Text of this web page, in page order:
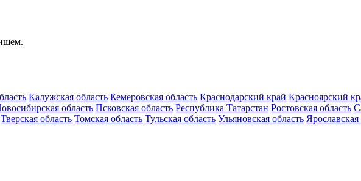
Калужская область Кемеровская область Краснодарский край Красноярский
область Псковская область Республика Татарстан Ростовская область
Тверская область Томская область Тульская область Ульяновская область Ярославская